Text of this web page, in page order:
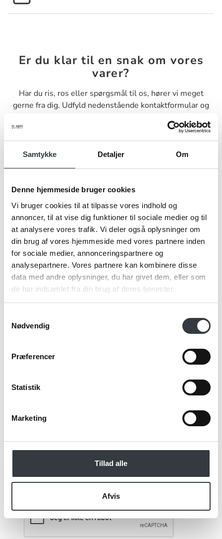
Samtykke Detaljer Om
Denne hjemmeside bruger cookies
Vi bruger cookies til at tilpasse vores indhold og
annoncer, til at vise dig funktioner til sociale medier og til
at analysere vores trafik. Vi deler også oplysninger om
din brug af vores hjemmeside med vores partnere inden
for sociale medier, annonceringspartnere og
analysepartnere. Vores partnere kan kombinere disse
data med andre oplysninger, du har givet dem, eller som
de har indsamlet fra din brug af deres tjenester.
Nødvendig
Præferencer
Statistik
Marketing
Tillad alle
Afvis
Er du klar til en snak om vores
varer?
Har du ris, ros eller spørgsmål til os, hører vi meget
gerne fra dig. Udfyld nedenstående kontaktformular og
Navn*
Firma*
Telefonnr.*
Email*
Jeg bekræfter at have læst TE & KAFFE